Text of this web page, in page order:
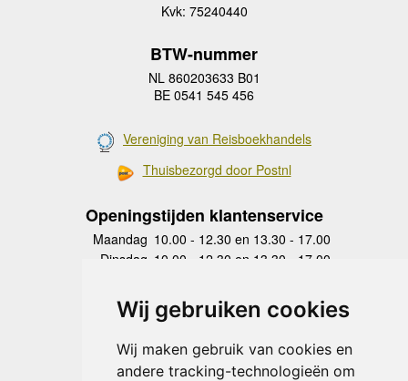
Wij gebruiken cookies
Wij maken gebruik van cookies en
andere tracking-technologieën om
Kvk: 75240440
BTW-nummer
NL 860203633 B01
BE 0541 545 456
Vereniging van Reisboekhandels
Thuisbezorgd door Postnl
Openingstijden klantenservice
Maandag 10.00 - 12.30 en 13.30 - 17.00
Dinsdag 10.00 - 12.30 en 13.30 - 17.00
Donderdag
10.00 - 12.30 en 13.30 - 17.00
Vrijdag 10.00 - 12.30 en 13.30 - 17.00
Zaterdag
gesloten
Zondag gesloten